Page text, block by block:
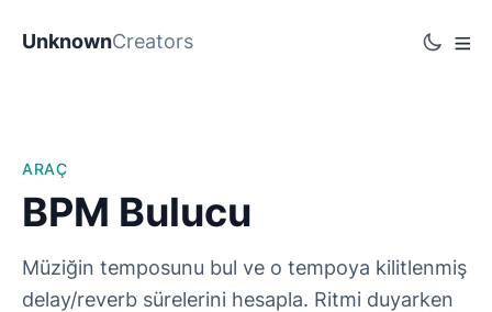
UnknownCreators
ARAÇ
BPM Bulucu
Müziğin temposunu bul ve o tempoya kilitlenmiş
delay/reverb sürelerini hesapla. Ritmi duyarken